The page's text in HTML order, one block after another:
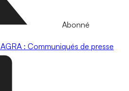
Abonné
AGRA : Communiqués de presse